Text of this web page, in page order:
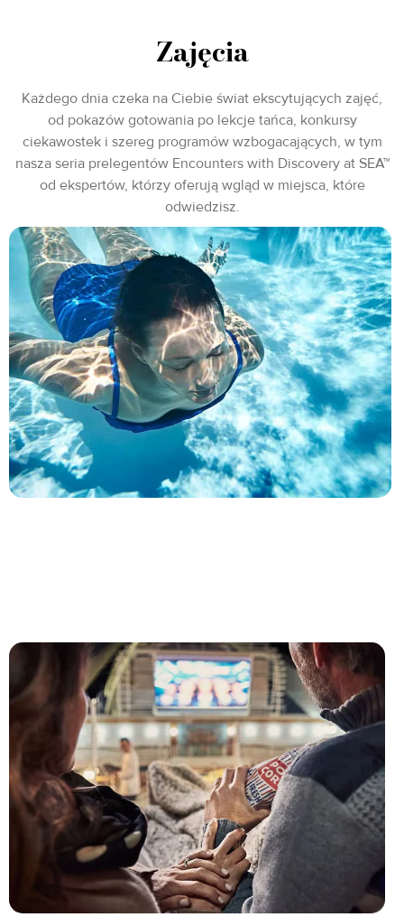
Zajęcia
Każdego dnia czeka na Ciebie świat ekscytujących zajęć,
od pokazów gotowania po lekcje tańca, konkursy
ciekawostek i szereg programów wzbogacających, w tym
nasza seria prelegentów Encounters with Discovery at SEA™
od ekspertów, którzy oferują wgląd w miejsca, które
odwiedzisz.